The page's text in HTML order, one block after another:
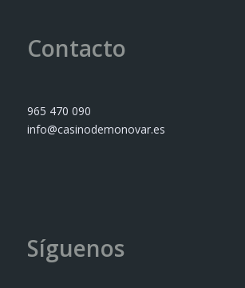
Contacto
965 470 090
info@casinodemonovar.es
Síguenos